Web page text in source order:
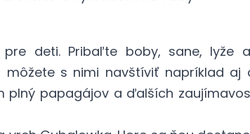
deti. Pribaľte boby, sane, lyže
môžete s nimi navštíviť napríklad aj
plný papagájov a ďalších